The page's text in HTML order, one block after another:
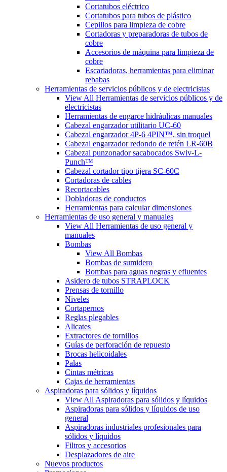
Cortatubos eléctrico
Cortatubos para tubos de plástico
Cepillos para limpieza de cobre
Cortadoras y preparadoras de tubos de
cobre
Accesorios de máquina para limpieza de
cobre
Escariadoras, herramientas para eliminar
rebabas
Herramientas de servicios públicos y de electricistas
View All Herramientas de servicios públicos y de
electricistas
Herramientas de engarce hidráulicas manuales
Cabezal engarzador utilitario UC-60
Cabezal engarzador 4P-6 4PIN™, sin troquel
Cabezal engarzador redondo de retén LR-60B
Cabezal punzonador sacabocados Swiv-L-
Punch™
Cabezal cortador tipo tijera SC-60C
Cortadoras de cables
Recortacables
Dobladoras de conductos
Herramientas para calcular dimensiones
Herramientas de uso general y manuales
View All Herramientas de uso general y
manuales
Bombas
View All Bombas
Bombas de sumidero
Bombas para aguas negras y efluentes
Asidero de tubos STRAPLOCK
Prensas de tornillo
Niveles
Cortapernos
Reglas plegables
Alicates
Extractores de tornillos
Guías de perforación de repuesto
Brocas helicoidales
Palas
Cintas métricas
Cajas de herramientas
Aspiradoras para sólidos y líquidos
View All Aspiradoras para sólidos y líquidos
Aspiradoras para sólidos y líquidos de uso
general
Aspiradoras industriales profesionales para
sólidos y líquidos
Filtros y accesorios
Desplazadores de aire
Nuevos productos